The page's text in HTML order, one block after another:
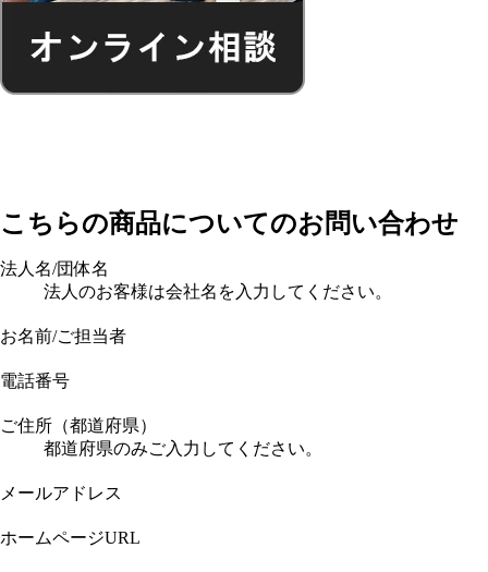
こちらの商品についてのお問い合わせ
法人名/団体名
法人のお客様は会社名を入力してください。
お名前/ご担当者
電話番号
ご住所（都道府県）
都道府県のみご入力してください。
メールアドレス
ホームページURL